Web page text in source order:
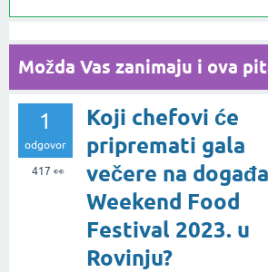
Možda Vas zanimaju i ova
1
odgovor
417 👀
Koji chefovi će
pripremati gala
večere na
Weekend Food
Festival 2023. u
Rovinju?